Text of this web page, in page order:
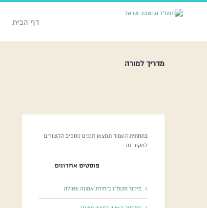
דף הבית
מדריך למורה
בתחתית העמוד תמצאו תכנים נוספים הקשורים
למקור זה
פוסטים אחרונים
מיקוד תשפ”ז ביחידת אמונה וגאולה